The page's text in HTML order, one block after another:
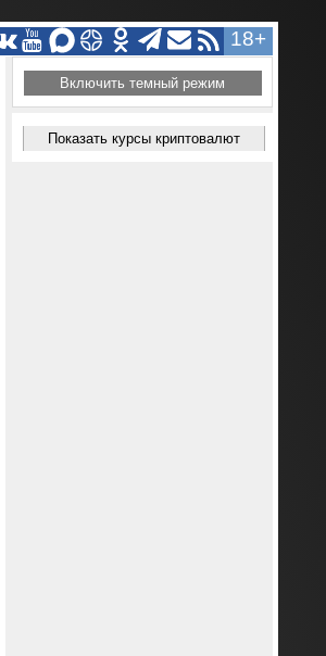
18+
Включить темный режим
Показать курсы криптовалют